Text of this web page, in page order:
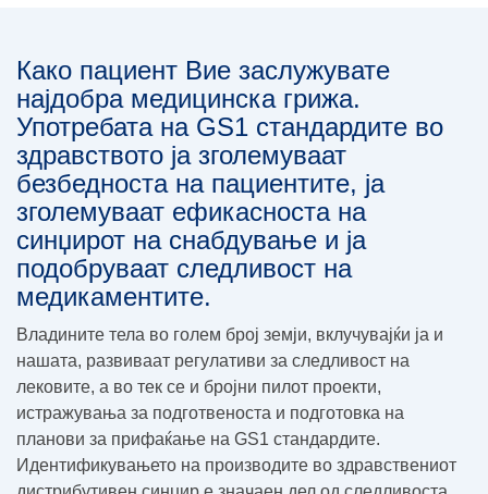
Како пациент Вие заслужувате
најдобра медицинска грижа.
Употребата на GS1 стандардите во
здравството ја зголемуваат
безбедноста на пациентите, ја
зголемуваат ефикасноста на
синџирот на снабдување и ја
подобруваат следливост на
медикаментите.
Владините тела во голем број земји, вклучувајќи ја и
нашата, развиваат регулативи за следливост на
лековите, а во тек се и бројни пилот проекти,
истражувања за подготвеноста и подготовка на
планови за прифаќање на GS1 стандардите.
Идентификувањето на производите во здравствениот